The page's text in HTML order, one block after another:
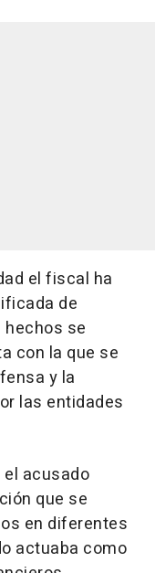
el fiscal ha
de
se
con la que se
y la
las entidades
acusado
que se
en diferentes
actuaba como